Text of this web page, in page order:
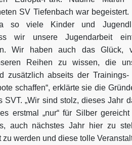
SV Tiefenbach war begeistert.
so viele Kinder und
wir unsere Jugendarbeit
Wir haben auch das Glück,
Reihen zu wissen, die
zusätzlich abseits der Trainings-
schaffen“, erklärte sie die
SVT. „Wir sind stolz, dieses Jahr
erstmal „nur“ für Silber gereicht
auch nächstes Jahr hier zu
werden und diese tolle